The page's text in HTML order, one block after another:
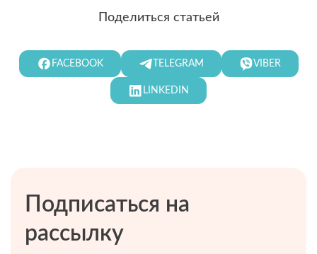
Поделиться статьей
FACEBOOK TELEGRAM VIBER
LINKEDIN
Подписаться на
рассылку